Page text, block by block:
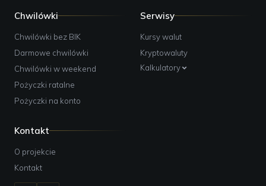
Chwilówki
Chwilówki bez BIK
Darmowe chwilówki
Chwilówki w weekend
Pożyczki ratalne
Pożyczki na konto
Serwisy
Kursy walut
Kryptowaluty
Kalkulatory
Kontakt
O projekcie
Kontakt